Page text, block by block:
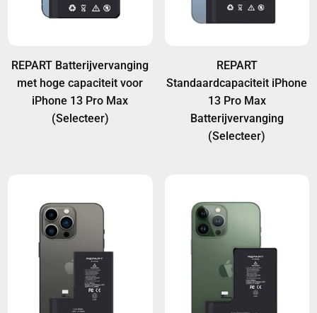
REPART Batterijvervanging
met hoge capaciteit voor
iPhone 13 Pro Max
(Selecteer)
REPART
Standaardcapaciteit iPhone
13 Pro Max
Batterijvervanging
(Selecteer)